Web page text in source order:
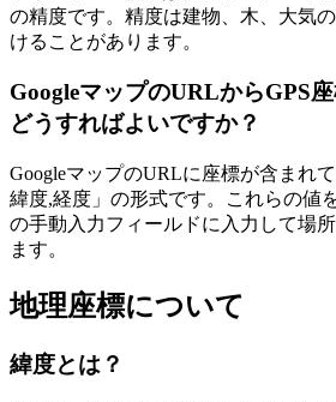
の精度です。精度は建物、木、大気
けることがあります。
GoogleマップのURLからGPS
どうすればよいですか？
GoogleマップのURLに座標が含まれ
緯度,経度」の形式です。これらの値
の手動入力フィールドに入力して場
ます。
地理座標について
緯度とは？